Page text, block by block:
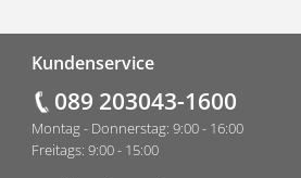
Kundenservice
089 203043-1600
Montag - Donnerstag: 9:00 - 16:00
Freitags: 9:00 - 15:00